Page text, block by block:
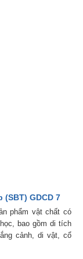
(SBT) GDCD 7
phẩm vật chất có
bao gồm di tích
cảnh, di vật, cổ